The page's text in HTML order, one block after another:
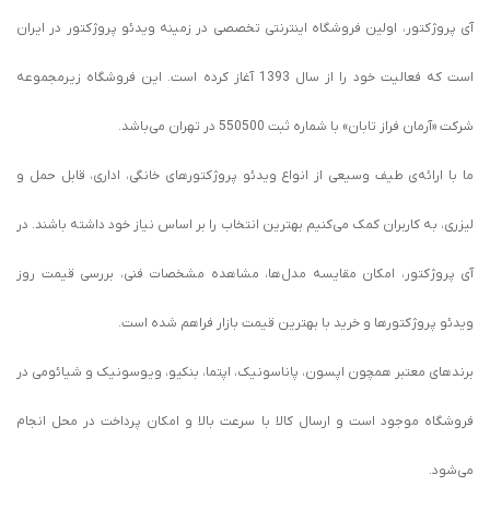
آی پروژکتور، اولین فروشگاه اینترنتی تخصصی در زمینه ویدئو پروژکتور در ایران
است که فعالیت خود را از سال 1393 آغاز کرده است. این فروشگاه زیرمجموعه
شرکت «آرمان فراز تابان» با شماره ثبت 550500 در تهران می‌باشد.
ما با ارائه‌ی طیف وسیعی از انواع ویدئو پروژکتورهای خانگی، اداری، قابل حمل و
لیزری، به کاربران کمک می‌کنیم بهترین انتخاب را بر اساس نیاز خود داشته باشند. در
آی پروژکتور، امکان مقایسه مدل‌ها، مشاهده مشخصات فنی، بررسی قیمت روز
ویدئو پروژکتورها و خرید با بهترین قیمت بازار فراهم شده است.
برندهای معتبر همچون اپسون، پاناسونیک، اپتما، بنکیو، ویوسونیک و شیائومی در
فروشگاه موجود است و ارسال کالا با سرعت بالا و امکان پرداخت در محل انجام
می‌شود.